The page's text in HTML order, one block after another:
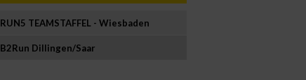
RUN5 TEAMSTAFFEL - Wiesbaden
B2Run Dillingen/Saar